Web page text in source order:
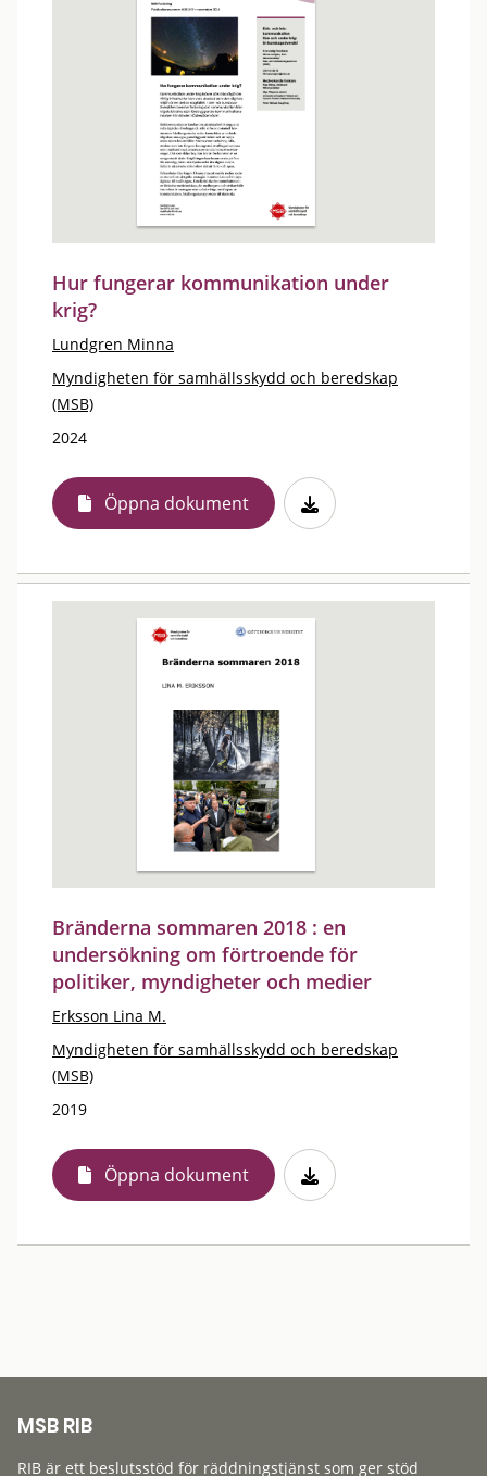
Hur fungerar kommunikation under
krig?
Lundgren Minna
Myndigheten för samhällsskydd och beredskap
(MSB)
2024
Öppna dokument
Bränderna sommaren 2018 : en
undersökning om förtroende för
politiker, myndigheter och medier
Erksson Lina M.
Myndigheten för samhällsskydd och beredskap
(MSB)
2019
Öppna dokument
MSB RIB
RIB är ett beslutsstöd för räddningstjänst som ger stöd